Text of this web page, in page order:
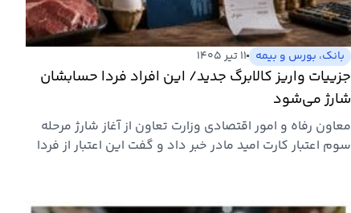
بانک، بورس و بیمه ۱۱ تیر ۱۴۰۵
جزییات واریز کالابرگ جدید/ این افراد فردا حسابشان
شارژ می‌شود
معاون رفاه و امور اقتصادی وزارت تعاون از آغاز شارژ مرحله
سوم اعتبار کارت امید مادر خبر داد و گفت این اعتبار از فردا